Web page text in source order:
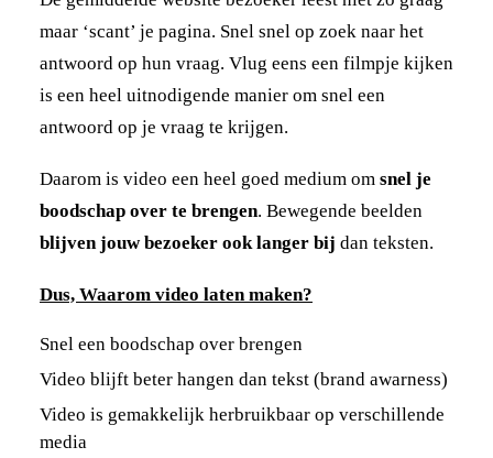
maar ‘scant’ je pagina. Snel snel op zoek naar het
antwoord op hun vraag. Vlug eens een filmpje kijken
is een heel uitnodigende manier om snel een
antwoord op je vraag te krijgen.
Daarom is video een heel goed medium om snel je
boodschap over te brengen. Bewegende beelden
blijven jouw bezoeker ook langer bij dan teksten.
Dus, Waarom video laten maken?
Snel een boodschap over brengen
Video blijft beter hangen dan tekst (brand awarness)
Video is gemakkelijk herbruikbaar op verschillende
media